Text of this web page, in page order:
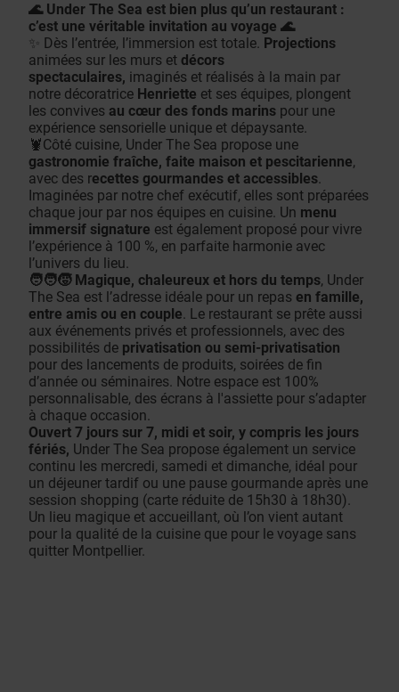
🌊 Under The Sea est bien plus qu’un restaurant :
c’est une véritable invitation au voyage 🌊
✨ Dès l’entrée, l’immersion est totale. Projections
animées sur les murs et décors
spectaculaires, imaginés et réalisés à la main par
notre décoratrice Henriette et ses équipes, plongent
les convives au cœur des fonds marins pour une
expérience sensorielle unique et dépaysante.
🦞Côté cuisine, Under The Sea propose une
gastronomie fraîche, faite maison et pescitarienne,
avec des recettes gourmandes et accessibles.
Imaginées par notre chef exécutif, elles sont préparées
chaque jour par nos équipes en cuisine. Un menu
immersif signature est également proposé pour vivre
l’expérience à 100 %, en parfaite harmonie avec
l’univers du lieu.
🧑‍🧑‍🧒 Magique, chaleureux et hors du temps, Under
The Sea est l’adresse idéale pour un repas en famille,
entre amis ou en couple. Le restaurant se prête aussi
aux événements privés et professionnels, avec des
possibilités de privatisation ou semi-privatisation
pour des lancements de produits, soirées de fin
d’année ou séminaires. Notre espace est 100%
personnalisable, des écrans à l'assiette pour s’adapter
à chaque occasion.
Ouvert 7 jours sur 7, midi et soir, y compris les jours
fériés, Under The Sea propose également un service
continu les mercredi, samedi et dimanche, idéal pour
un déjeuner tardif ou une pause gourmande après une
session shopping (carte réduite de 15h30 à 18h30).
Un lieu magique et accueillant, où l’on vient autant
pour la qualité de la cuisine que pour le voyage sans
quitter Montpellier.